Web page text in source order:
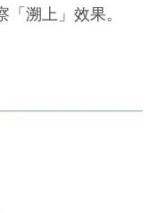
溯上」效果。